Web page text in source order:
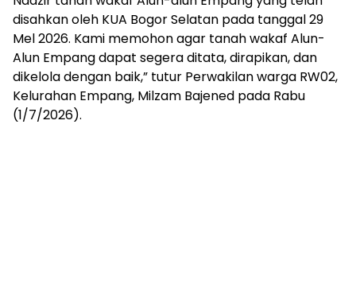
disahkan oleh KUA Bogor Selatan pada tanggal 29
Mel 2026. Kami memohon agar tanah wakaf Alun-
Alun Empang dapat segera ditata, dirapikan, dan
dikelola dengan baik,” tutur Perwakilan warga RW02,
Kelurahan Empang, Milzam Bajened pada Rabu
(1/7/2026).